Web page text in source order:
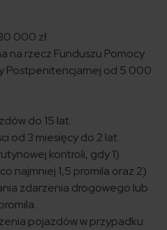
000 zł.
na rzecz Funduszu Pomocy
Postpenitencjarnej od 5 000
do 15 lat.
od 3 miesięcy do 2 lat.
kontroli, gdy 1)
najmniej 1,5 promila oraz 2)
zdarzenia drogowego lub
pojazdów w przypadku